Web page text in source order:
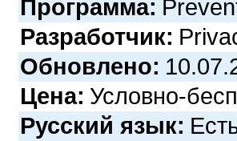
Программа:
Разработчик:
Обновлено:
Цена: Условно-
Русский язык: